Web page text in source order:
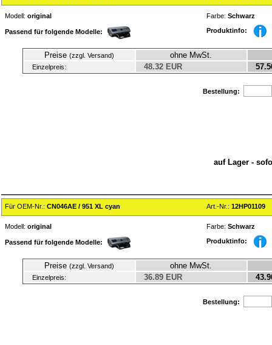
Modell: original Farbe: Schwarz
Passend für folgende Modelle: Produktinfo:
Preise (zzgl. Versand) ohne MwSt.
Einzelpreis: 48.32 EUR
Bestellung:
auf Lager -
Für OEM-Nr.: CN046AE / 951 XL cyan Art.-Nr.: 12HP01109
Modell: original Farbe: Schwarz
Passend für folgende Modelle: Produktinfo:
Preise (zzgl. Versand) ohne MwSt.
Einzelpreis: 36.89 EUR
Bestellung: